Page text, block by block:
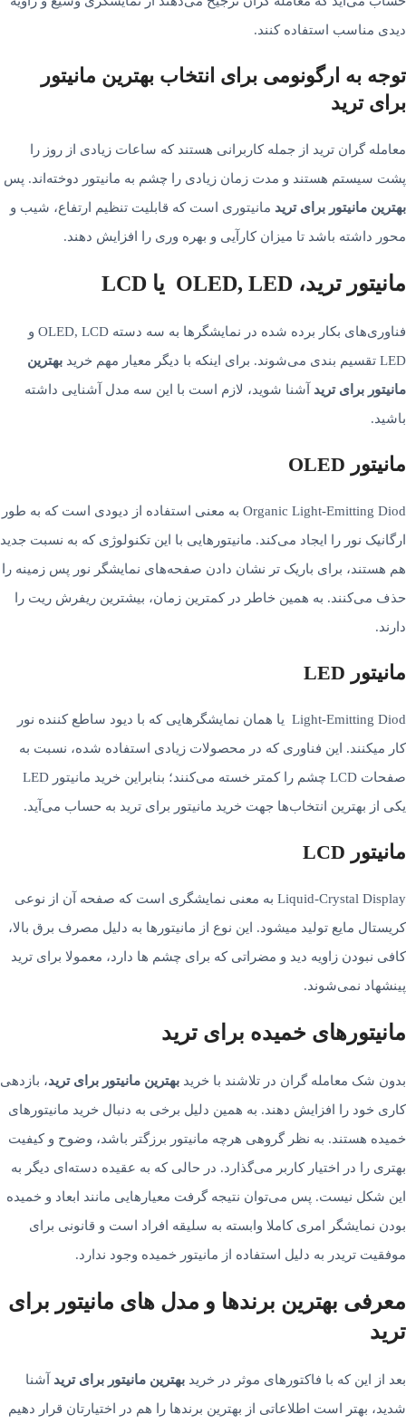
دیدی مناسب استفاده کنند.
توجه به ارگونومی برای انتخاب بهترین مانیتور
برای ترید
معامله گران ترید از جمله کاربرانی هستند که ساعات زیادی از روز را
پشت سیستم هستند و مدت زمان زیادی را چشم به مانیتور دوخته‌­اند. پس
بهترین مانیتور برای ترید مانیتوری است که قابلیت تنظیم ارتفاع، شیب و
محور داشته­ باشد تا میزان کارآیی و بهره وری را افزایش دهند.
مانیتور ترید، OLED, LED یا LCD
فناوری­‌های بکار برده­ شده در نمایشگرها به سه دسته OLED, LCD و
LED تقسیم بندی می‌­شوند. برای اینکه با دیگر معیار مهم خرید
بهترین
مانیتور برای ترید آشنا شوید، لازم است با این سه مدل آشنایی داشته
باشید.
مانیتور OLED
Organic Light-Emitting Diod به معنی استفاده از دیودی است که به طور
ارگانیک نور را ایجاد می­‌کند. مانیتورهایی با این تکنولوژی که به نسبت جدید
هم هستند، برای باریک تر نشان دادن صفحه­‌های نمایشگر نور پس زمینه را
حذف می­‌کنند. به همین خاطر در کمترین زمان، بیشترین ریفرش ریت را
دارند.
مانیتور LED
Light-Emitting Diod یا همان نمایشگرهایی که با دیود ساطع کننده نور
کار می­کنند. این فناوری که در محصولات زیادی استفاده شده، نسبت به
صفحات LCD چشم را کمتر خسته می­‌کنند؛ بنابراین خرید مانیتور LED
یکی از بهترین انتخاب‌ها جهت خرید مانیتور برای ترید به حساب می‌آید.
مانیتور LCD
Liquid-Crystal Display به معنی نمایشگری است که صفحه آن از نوعی
کریستال مایع تولید می­شود. این نوع از مانیتورها به دلیل مصرف برق بالا،
کافی نبودن زاویه دید و مضراتی که برای چشم­ ها دارد، معمولا برای ترید
پینشهاد نمی­‌شوند.
مانیتورهای خمیده برای ترید
بدون شک معامله­ گران در تلاشند با خرید بهترین مانیتور برای ترید، بازدهی
کاری خود را افزایش دهند. به همین دلیل برخی به دنبال خرید مانیتورهای
خمیده هستند. به نظر گروهی هرچه مانیتور برزگ­تر باشد، وضوح و کیفیت
بهتری را در اختیار کاربر می‌­گذارد. در حالی که به عقیده دسته‌­ای دیگر به
این شکل نیست. پس می‌­توان نتیجه گرفت معیارهایی مانند ابعاد و خمیده
بودن نمایشگر امری کاملا وابسته به سلیقه افراد است و قانونی برای
موفقیت تریدر به دلیل استفاده از مانیتور خمیده وجود ندارد.
معرفی بهترین برندها و مدل های مانیتور برای
ترید
بعد از این که با فاکتورهای موثر در خرید بهترین مانیتور برای ترید آشنا
شدید، بهتر است اطلاعاتی از بهترین برندها را هم در اختیارتان قرار دهیم